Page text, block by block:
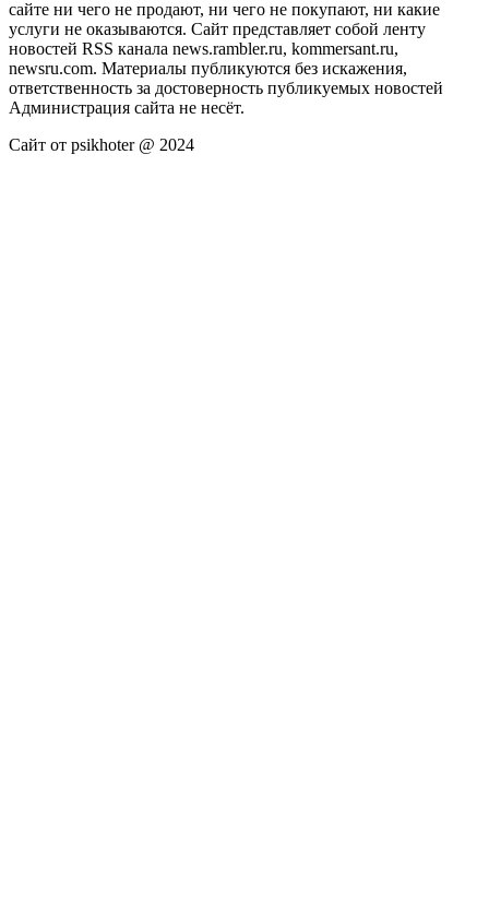
сайте ни чего не продают, ни чего не покупают, ни какие
услуги не оказываются. Сайт представляет собой ленту
новостей RSS канала news.rambler.ru, kommersant.ru,
newsru.com. Материалы публикуются без искажения,
ответственность за достоверность публикуемых новостей
Администрация сайта не несёт.
Сайт от psikhoter @ 2024